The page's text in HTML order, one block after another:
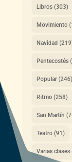
Libros(303)
Movimiento
Navidad
Pentecostés
Popular(246)
Ritmo(258)
San Martín
Teatro(91)
Varias clases